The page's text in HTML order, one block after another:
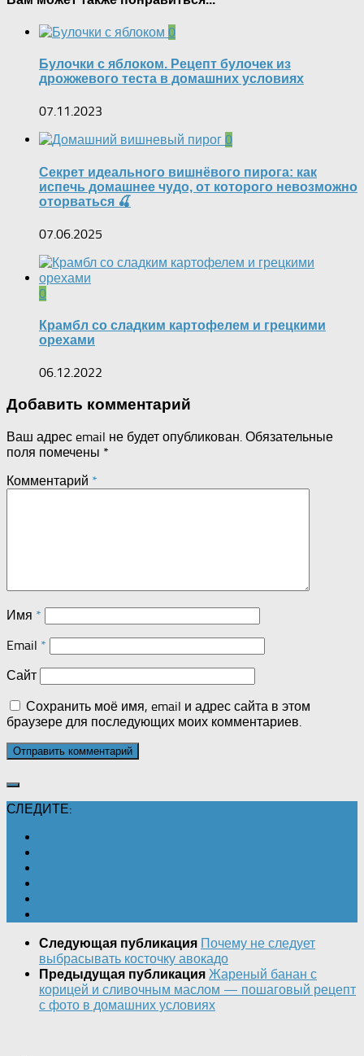
0
Булочки с яблоком. Рецепт булочек из
дрожжевого теста в домашних условиях
07.11.2023
0
Секрет идеального вишнёвого пирога: как
испечь домашнее чудо, от которого невозможно
оторваться 🍒
07.06.2025
0
Крамбл со сладким картофелем и грецкими
орехами
06.12.2022
Добавить комментарий
Ваш адрес email не будет опубликован. Обязательные
поля помечены *
Комментарий *
Имя *
Email *
Сайт
Сохранить моё имя, email и адрес сайта в этом
браузере для последующих моих комментариев.
СЛЕДИТЕ:
Следующая публикация Почему не следует
выбрасывать косточку авокадо
Предыдущая публикация Жареный банан с
корицей и сливочным маслом — пошаговый рецепт
с фото в домашних условиях